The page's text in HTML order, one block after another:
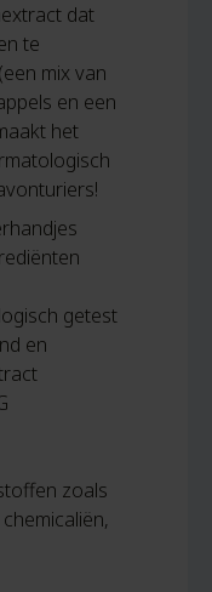
dat
te
mix van
en een
het
getest
en
zoals